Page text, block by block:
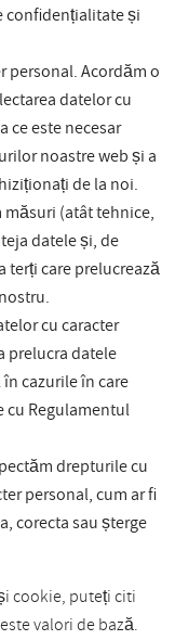
confidențialitate și
personal. Acordăm o
datelor cu
ce este necesar
noastre web și a
de la noi.
măsuri (atât tehnice,
datele și, de
terți care prelucrează
cu caracter
prelucra datele
cazurile în care
cu Regulamentul
drepturile cu
personal, cum ar fi
corecta sau șterge
cookie, puteți citi
valori de bază.